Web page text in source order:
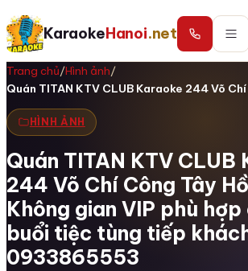
KaraokeHanoi.net
Trang chủ/Hình ảnh/
Quán TITAN KTV CLUB Karaoke 244 Võ Chí
HÌNH ẢNH
Quán TITAN KTV CLUB
244 Võ Chí Công Tây Hồ
Không gian VIP phù
buổi tiệc tùng tiếp
0933865553